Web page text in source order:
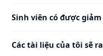
Sinh viên có được
Các tài liệu của tôi sẽ